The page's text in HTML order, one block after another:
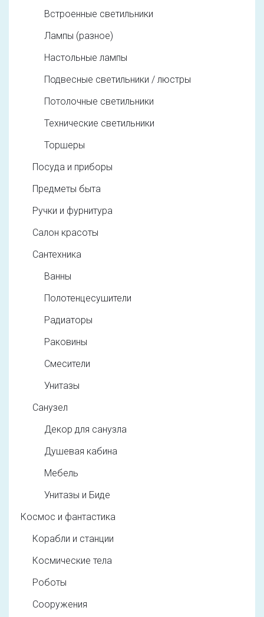
Встроенные светильники
Лампы (разное)
Настольные лампы
Подвесные светильники / люстры
Потолочные светильники
Технические светильники
Торшеры
Посуда и приборы
Предметы быта
Ручки и фурнитура
Салон красоты
Сантехника
Ванны
Полотенцесушители
Радиаторы
Раковины
Смесители
Унитазы
Санузел
Декор для санузла
Душевая кабина
Мебель
Унитазы и Биде
Космос и фантастика
Корабли и станции
Космические тела
Роботы
Сооружения